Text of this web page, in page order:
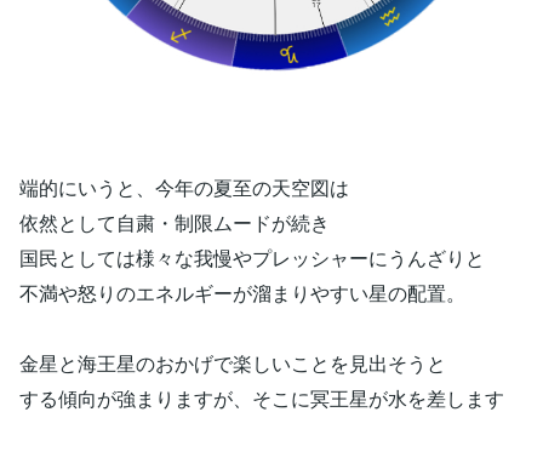
端的にいうと、今年の夏至の天空図は
依然として自粛・制限ムードが続き
国民としては様々な我慢やプレッシャーにうんざりと
不満や怒りのエネルギーが溜まりやすい星の配置。
金星と海王星のおかげで楽しいことを見出そうと
する傾向が強まりますが、そこに冥王星が水を差します